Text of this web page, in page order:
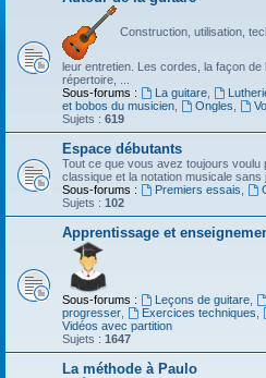
Construction, utilisation,
leur entretien. Les cordes, la façon
répertoire, ...
Sous-forums :
La guitare,
et bobos du musicien
Ongles
Sujets : 619
Espace débutants
Tout ce que vous avez toujours
classique et la notation musicale sans
Sous-forums :
Premiers essais
Sujets : 102
Apprentissage et
Sous-forums : Leçons de guitare,
progresser
Exercices techniques
Vidéos avec partition
Sujets : 1647
La méthode à Paulo